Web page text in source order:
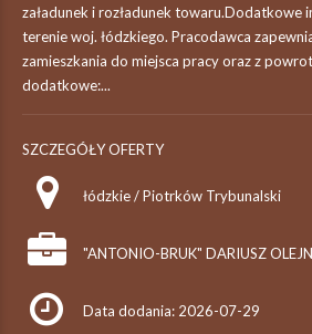
załadunek i rozładunek towaru.Dodatkowe
terenie woj. łódzkiego. Pracodawca
zamieszkania do miejsca pracy oraz z
dodatkowe:...
SZCZEGÓŁY OFERTY
łódzkie / Piotrków Trybunalski
"ANTONIO-BRUK" DARIUSZ
Data dodania: 2026-07-29